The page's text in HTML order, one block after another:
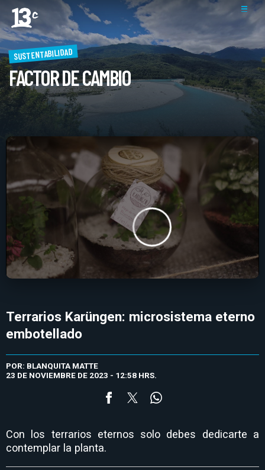
SUSTENTABILIDAD
FACTOR DE CAMBIO
Terrarios Karüngen: microsistema eterno
embotellado
POR: BLANQUITA MATTE
23 DE NOVIEMBRE DE 2023 - 12:58 HRS.
Con los terrarios eternos solo debes dedicarte a
contemplar la planta.